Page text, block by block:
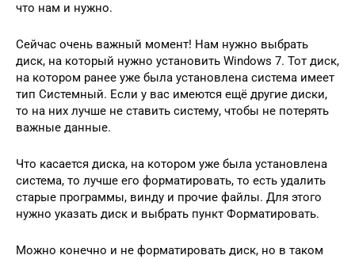
что нам и нужно.
Сейчас очень важный момент! Нам нужно выбрать
диск, на который нужно установить Windows 7. Тот диск,
на котором ранее уже была установлена система имеет
тип Системный. Если у вас имеются ещё другие диски,
то на них лучше не ставить систему, чтобы не потерять
важные данные.
Что касается диска, на котором уже была установлена
система, то лучше его форматировать, то есть удалить
старые программы, винду и прочие файлы. Для этого
нужно указать диск и выбрать пункт Форматировать.
Можно конечно и не форматировать диск, но в таком